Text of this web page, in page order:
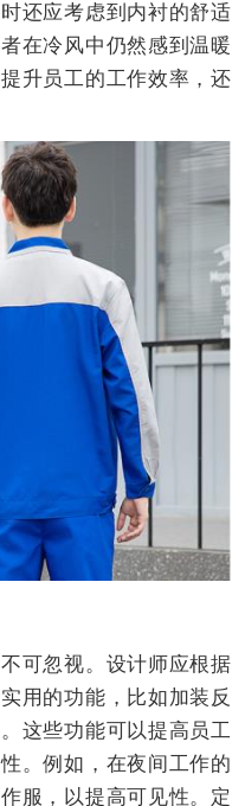
还应考虑到内衬的舒适
在冷风中仍然感到温暖
升员工的工作效率，还
可忽视。设计师应根据
用的功能，比如加装反
这些功能可以提高员工
。例如，在夜间工作的
服，以提高可见性。定